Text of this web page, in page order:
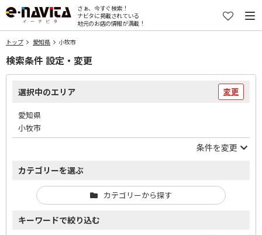
さぁ、今すぐ検索！
ナビタに掲載されている
地元のお店の情報が満載！
トップ 愛知県 小牧市
検索条件 設定・変更
選択中のエリア 変更
愛知県
小牧市
条件を変更
カテゴリーを選ぶ
カテゴリーから探す
キーワードで絞り込む